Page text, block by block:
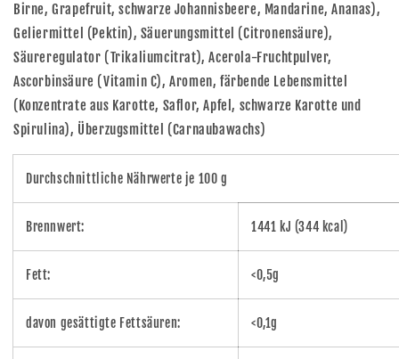
Birne, Grapefruit, schwarze Johannisbeere, Mandarine, Ananas),
Geliermittel (Pektin), Säuerungsmittel (Citronensäure),
Säureregulator (Trikaliumcitrat), Acerola-Fruchtpulver,
Ascorbinsäure (Vitamin C), Aromen, färbende Lebensmittel
(Konzentrate aus Karotte, Saflor, Apfel, schwarze Karotte und
Spirulina), Überzugsmittel (Carnaubawachs)
Durchschnittliche Nährwerte je 100 g
Brennwert: 1441 kJ (344 kcal)
Fett: <0,5g
davon gesättigte Fettsäuren: <0,1g